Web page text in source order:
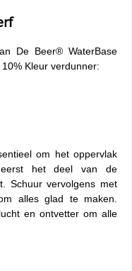
De Beer® WaterBase
Kleur verdunner:
om het oppervlak
het deel van de
Schuur vervolgens met
alles glad te maken.
en ontvetter om alle